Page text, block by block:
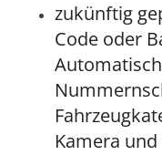
zukünftig
Code oder
Kamera